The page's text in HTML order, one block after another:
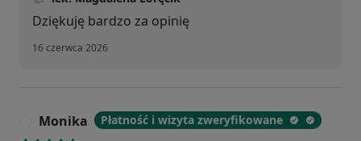
Dziękuję bardzo za opinię
16 czerwca 2026
Monika Płatność i wizyta zweryfikowane